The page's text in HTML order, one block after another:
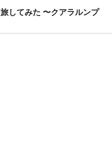
してみた 〜クアラルンプ